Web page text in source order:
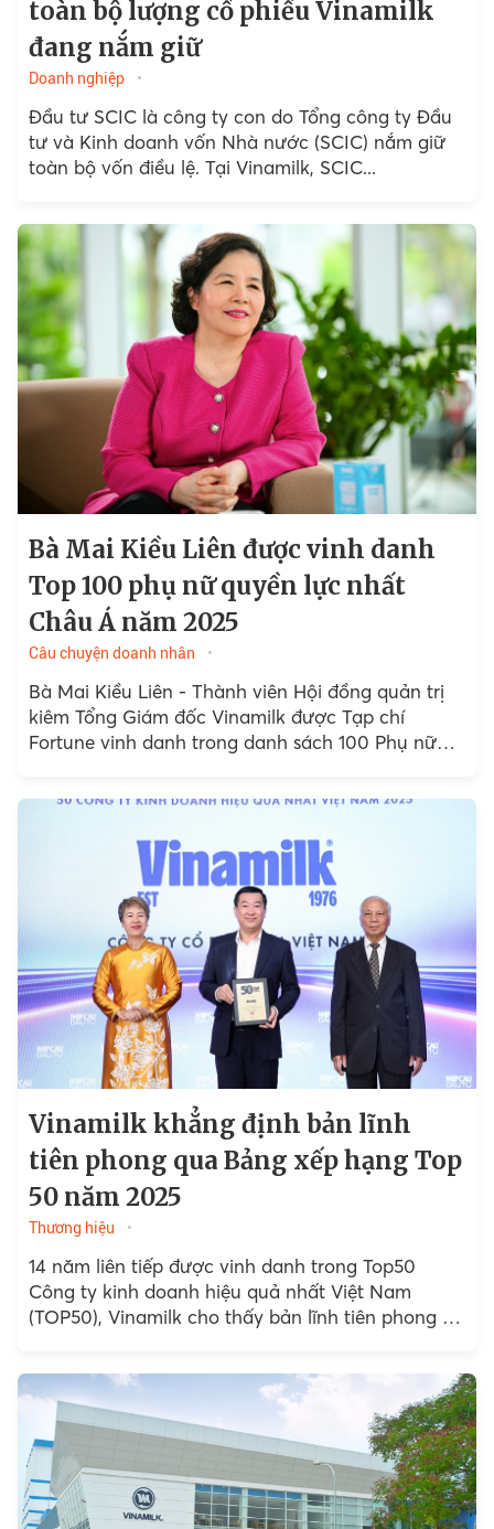
toàn bộ lượng cổ phiếu Vinamilk
đang nắm giữ
Doanh nghiệp
Đầu tư SCIC là công ty con do Tổng công ty Đầu
tư và Kinh doanh vốn Nhà nước (SCIC) nắm giữ
toàn bộ vốn điều lệ. Tại Vinamilk, SCIC...
Bà Mai Kiều Liên được vinh danh
Top 100 phụ nữ quyền lực nhất
Châu Á năm 2025
Câu chuyện doanh nhân
Bà Mai Kiều Liên - Thành viên Hội đồng quản trị
kiêm Tổng Giám đốc Vinamilk được Tạp chí
Fortune vinh danh trong danh sách 100 Phụ nữ
Vinamilk khẳng định bản lĩnh
tiên phong qua Bảng xếp hạng Top
50 năm 2025
Thương hiệu
14 năm liên tiếp được vinh danh trong Top50
Công ty kinh doanh hiệu quả nhất Việt Nam
(TOP50), Vinamilk cho thấy bản lĩnh tiên phong và